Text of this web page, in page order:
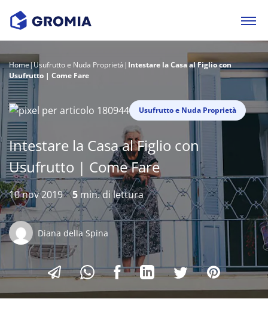
Home|Usufrutto e Nuda Proprietà | Intestare la Casa al Figlio con
Usufrutto | Come Fare
Usufrutto e Nuda Proprietà
Intestare la Casa al Figlio con
Usufrutto | Come Fare
10 nov 2019 5 min. di lettura
Diana della Spina